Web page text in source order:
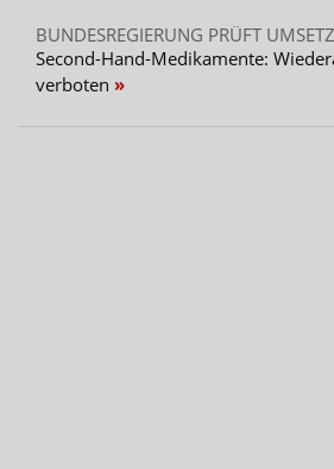
BUNDESREGIERUNG PRÜFT
Second-Hand-Medikamente:
verboten